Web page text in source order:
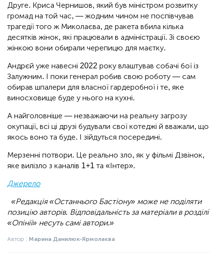
Друге. Криса Чернишов, який був міністром розвитку
громад на той час, — жодним чином не поспівчував
трагедії того ж Миколаєва, де ракета вбила кілька
десятків жінок, які працювали в адміністрації. Зі своєю
жінкою вони обирали черепицю для маєтку.
Андрєй уже навесні 2022 року влаштував собачі бої із
Залужним. І поки генерал робив свою роботу — сам
обирав шпалери для власної гардеробної і те, яке
виносховище буде у нього на кухні.
А найголовніше — незважаючи на реальну загрозу
окупації, всі ці друзі будували свої котеджі й вважали, що
якось воно та буде. І зійдуться посередині.
Мерзенні потвори. Це реально зло, як у фільмі Дзвінок,
яке вилізло з каналів 1+1 та «Інтер».
Джерело
«Редакція «Останнього Бастіону» може не поділяти
позицію авторів. Відповідальність за матеріали в розділі
«Опінії» несуть самі автори.»
Автор : Марина Данилюк-Ярмолаєва